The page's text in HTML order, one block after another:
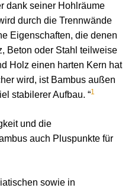
dank seiner Hohlräume
durch die Trennwände
Eigenschaften, die denen
Beton oder Stahl teilweise
Holz einen harten Kern hat
wird, ist Bambus außen
stabilerer Aufbau. “1
und die
auch Pluspunkte für
sowie in